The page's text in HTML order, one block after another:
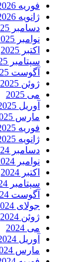
فوریه 2026
ژانویه 2026
دسامبر 2025
نوامبر 2025
اکتبر 2025
سپتامبر 2025
آگوست 2025
ژوئن 2025
می 2025
آوریل 2025
مارس 2025
فوریه 2025
ژانویه 2025
دسامبر 2024
نوامبر 2024
اکتبر 2024
سپتامبر 2024
آگوست 2024
جولای 2024
ژوئن 2024
می 2024
آوریل 2024
مارس 2024